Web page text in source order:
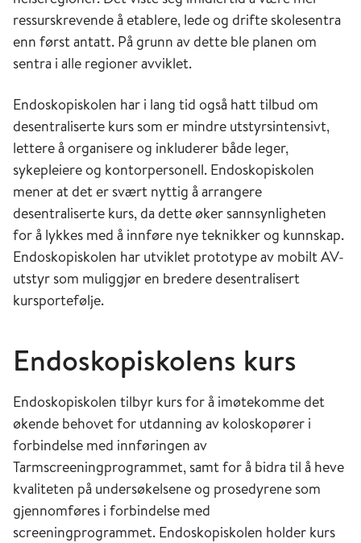
ressurskrevende å etablere, lede og drifte skolesentra
enn først antatt. På grunn av dette ble planen om
sentra i alle regioner avviklet.
Endoskopiskolen har i lang tid også hatt tilbud om
desentraliserte kurs som er mindre utstyrsintensivt,
lettere å organisere og inkluderer både leger,
sykepleiere og kontorpersonell. Endoskopiskolen
mener at det er svært nyttig å arrangere
desentraliserte kurs, da dette øker sannsynligheten
for å lykkes med å innføre nye teknikker og kunnskap.
Endoskopiskolen har utviklet prototype av mobilt AV-
utstyr som muliggjør en bredere desentralisert
kursportefølje.
Endoskopiskolens kurs
Endoskopiskolen tilbyr kurs for å imøtekomme det
økende behovet for utdanning av koloskopører i
forbindelse med innføringen av
Tarmscreeningprogrammet, samt for å bidra til å heve
kvaliteten på undersøkelsene og prosedyrene som
gjennomføres i forbindelse med
screeningprogrammet. Endoskopiskolen holder kurs